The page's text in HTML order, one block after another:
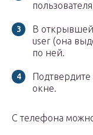
В
user (она
по ней.
окне.
С телефона